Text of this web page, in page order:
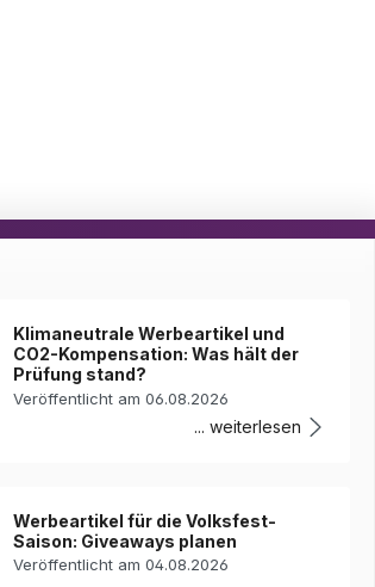
Klimaneutrale Werbeartikel und
CO2-Kompensation: Was hält der
Prüfung stand?
Veröffentlicht am 06.08.2026
... weiterlesen
Werbeartikel für die Volksfest-
Saison: Giveaways planen
Veröffentlicht am 04.08.2026